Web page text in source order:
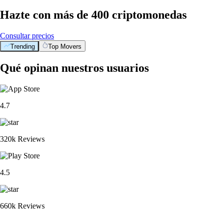
Hazte con más de 400 criptomonedas
Consultar precios
Trending Top Movers
Qué opinan nuestros usuarios
4.7
320k Reviews
4.5
660k Reviews